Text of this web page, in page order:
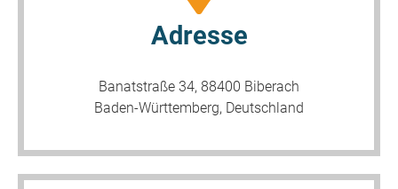
Adresse
Banatstraße 34, 88400 Biberach
Baden-Württemberg, Deutschland